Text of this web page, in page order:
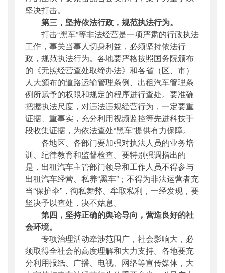
坚决打击。
第三，坚持依法行政，规范执法行为。
打击“黑车”等非法经营是一项严肃的行政执法
工作，事关当事人切身利益，必须坚持依法行
政，规范执法行为。各地要严格按照国务院颁布
的《无照经营查处取缔办法》和各省（区、市）
人大颁布的道路运输管理条例、出租汽车管理条
例所赋予的权限和规定的程序进行查处。要准确
把握执法尺度，对违法违规经营行为，一定要重
证据、重事实，充分利用视频监控等先进科技手
段收集证据，为依法查处“黑车”提供有力保障。
各地区、各部门要加强对执法人员的业务培
训、纪律教育和监督检查。要特别强调指出的
是，出租汽车主管部门领导和工作人员不得参与
出租汽车经营、私养“黑车”；不得为非法运营者充
当“保护伞”，徇私舞弊、牟取私利，一经发现，要
坚决予以查处，决不姑息。
第四，坚持正确的舆论导向，营造良好的社
会环境。
专项治理活动牵涉范围广，社会影响大，必
须取得全社会的高度理解和大力支持。各地要充
分利用报纸、广播、电视、网络等宣传媒体，大